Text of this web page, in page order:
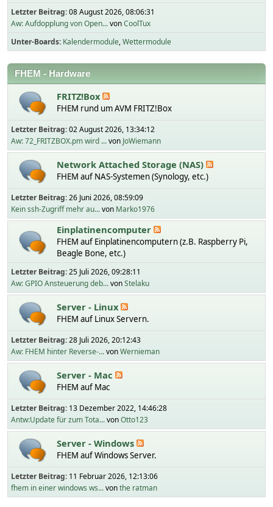
Letzter Beitrag:08 August 2026, 08:06:31
Aw: Aufdopplung von Open...vonCoolTux
Unter-Boards Kalendermodule Wettermodule
FHEM - Hardware
FRITZ!Box
FHEM rund um AVM FRITZ!Box
Letzter Beitrag:02 August 2026, 13:34:12
Aw: 72_FRITZBOX.pm wird ...von JoWiemann
Network Attached Storage (NAS)
FHEM auf NAS-Systemen (Synology, etc.)
Letzter Beitrag:26 Juni 2026, 08:59:09
Kein ssh-Zugriff mehr au...von Marko1976
Einplatinencomputer
FHEM auf Einplatinencomputern (z.B. Raspberry Pi,
Beagle Bone, etc.)
Letzter Beitrag:25 Juli 2026, 09:28:11
Aw: GPIO Ansteuerung deb...vonStelaku
Server - Linux
FHEM auf Linux Servern.
Letzter Beitrag:28 Juli 2026, 20:12:43
Aw: FHEM hinter Reverse-...vonWernieman
Server - Mac
FHEM auf Mac
Letzter Beitrag: 13 Dezember 2022, 14:46:28
Antw:Update für zum Tota...vonOtto123
Server - Windows
FHEM auf Windows Server.
Letzter Beitrag: 11 Februar 2026, 12:13:06
fhem in einer windows ws...vonthe ratman